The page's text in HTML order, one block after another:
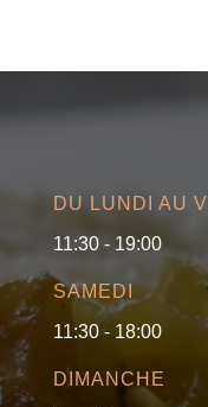
DU LUNDI AU
11:30 - 19:00
SAMEDI
11:30 - 18:00
DIMANCHE